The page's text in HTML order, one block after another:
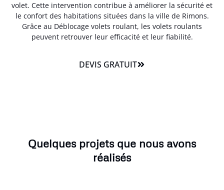
volet. Cette intervention contribue à améliorer la sécurité et
le confort des habitations situées dans la ville de Rimons.
Grâce au Déblocage volets roulant, les volets roulants
peuvent retrouver leur efficacité et leur fiabilité.
DEVIS GRATUIT
Quelques projets que nous avons
réalisés